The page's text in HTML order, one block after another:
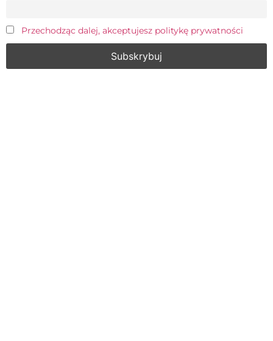
Przechodząc dalej, akceptujesz politykę prywatności